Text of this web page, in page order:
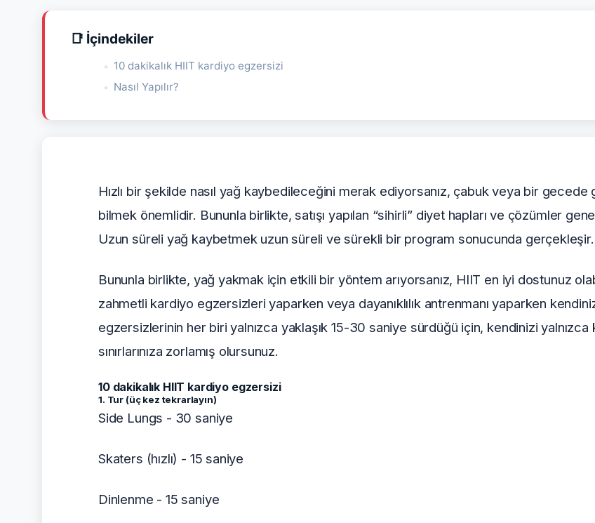
📑 İçindekiler
10 dakikalık HIIT kardiyo egzersizi
Nasıl Yapılır?
Hızlı bir şekilde nasıl yağ kaybedileceğini merak ediyorsanız, çabuk veya bir gecede
bilmek önemlidir. Bununla birlikte, satışı yapılan “sihirli” diyet hapları ve çözümler
Uzun süreli yağ kaybetmek uzun süreli ve sürekli bir program sonucunda gerçekleşir.
Bununla birlikte, yağ yakmak için etkili bir yöntem arıyorsanız, HIIT en iyi dostunuz
zahmetli kardiyo egzersizleri yaparken veya dayanıklılık antrenmanı yaparken
egzersizlerinin her biri yalnızca yaklaşık 15-30 saniye sürdüğü için, kendinizi
sınırlarınıza zorlamış olursunuz.
10 dakikalık HIIT kardiyo egzersizi
1. Tur (üç kez tekrarlayın)
Side Lungs - 30 saniye
Skaters (hızlı) - 15 saniye
Dinlenme - 15 saniye